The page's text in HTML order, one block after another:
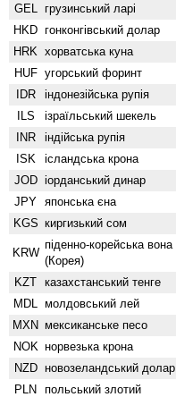
GEL грузинський ларі
HKD гонконгівський долар
HRK хорватська куна
HUF угорський форинт
IDR індонезійська рупія
ILS ізраїльський шекель
INR індійська рупія
ISK ісландська крона
JOD іорданський динар
JPY японська єна
KGS киргизький сом
KRW
піденно-корейська вона
(Корея)
KZT казахстанський тенге
MDL молдовський лей
MXN мексиканське песо
NOK норвезька крона
NZD ново­зеландський долар
PLN польський злотий